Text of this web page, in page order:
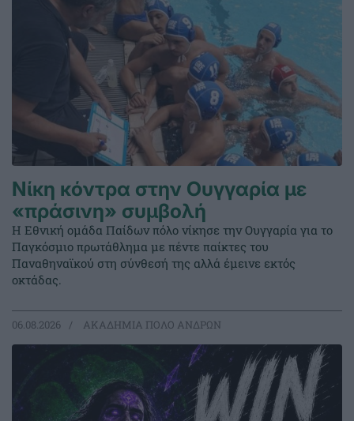
Νίκη κόντρα στην Ουγγαρία με
«πράσινη» συμβολή
Η Εθνική ομάδα Παίδων πόλο νίκησε την Ουγγαρία για το
Παγκόσμιο πρωτάθλημα με πέντε παίκτες του
Παναθηναϊκού στη σύνθεσή της αλλά έμεινε εκτός
οκτάδας.
06.08.2026 ΑΚΑΔΗΜΙΑ ΠΟΛΟ ΑΝΔΡΩΝ